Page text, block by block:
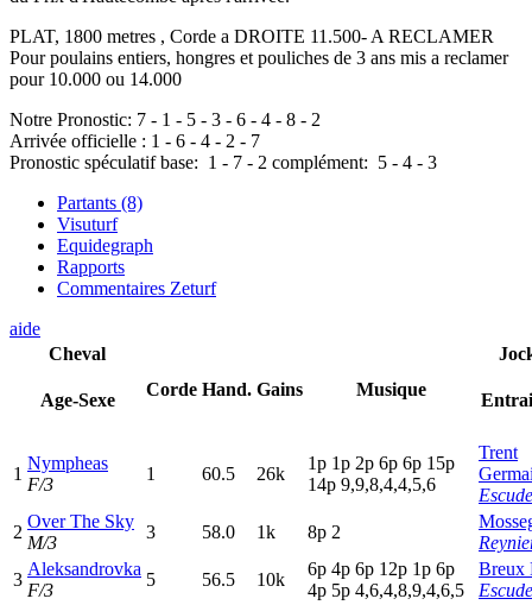
PLAT, 1800 metres , Corde a DROITE 11.500- A RECLAMER
Pour poulains entiers, hongres et pouliches de 3 ans mis a reclamer
pour 10.000 ou 14.000
Notre Pronostic: 7 - 1 - 5 - 3 - 6 - 4 - 8 - 2
Arrivée officielle : 1 - 6 - 4 - 2 - 7
Pronostic spéculatif base: 1 - 7 - 2 complément: 5 - 4 - 3
Partants (8)
Visuturf
Equidegraph
Rapports
Commentaires Zeturf
aide
Cheval
Age-Sexe
Corde Hand. Gains Musique
1
Nympheas
F/3
1 60.5 26k
1p 1p 2p 6p 6p 15p
14p 9,9,8,4,4,5,6
Trent
2
Over The Sky
M/3
3 58.0 1k 8p 2
3
Aleksandrovka
F/3
5 56.5 10k
6p 4p 6p 12p 1p 6p
4p 5p 4,6,4,8,9,4,6,5
Breux